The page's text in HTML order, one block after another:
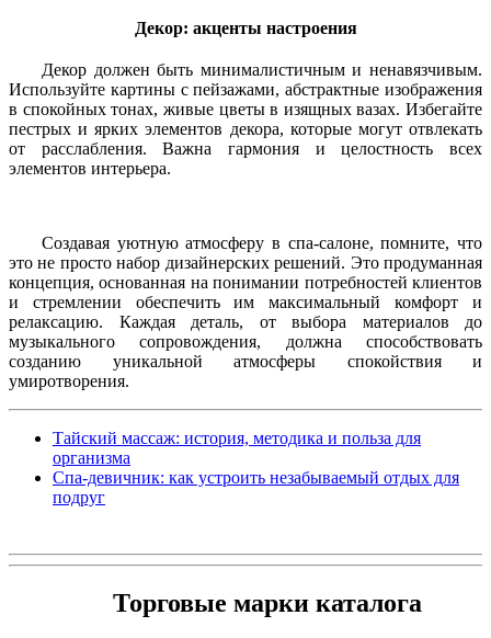
Декор: акценты настроения
Декор должен быть минималистичным и ненавязчивым.
Используйте картины с пейзажами, абстрактные изображения
в спокойных тонах, живые цветы в изящных вазах. Избегайте
пестрых и ярких элементов декора, которые могут отвлекать
от расслабления. Важна гармония и целостность всех
элементов интерьера.
Создавая уютную атмосферу в спа-салоне, помните, что
это не просто набор дизайнерских решений. Это продуманная
концепция, основанная на понимании потребностей клиентов
и стремлении обеспечить им максимальный комфорт и
релаксацию. Каждая деталь, от выбора материалов до
музыкального сопровождения, должна способствовать
созданию уникальной атмосферы спокойствия и
умиротворения.
Тайский массаж: история, методика и польза для
организма
Спа-девичник: как устроить незабываемый отдых для
подруг
Торговые марки каталога